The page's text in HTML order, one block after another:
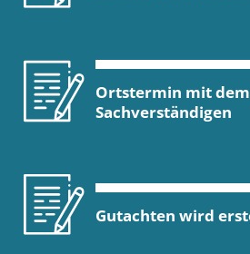
Ortstermin mit dem
Sachverständigen
Gutachten wird